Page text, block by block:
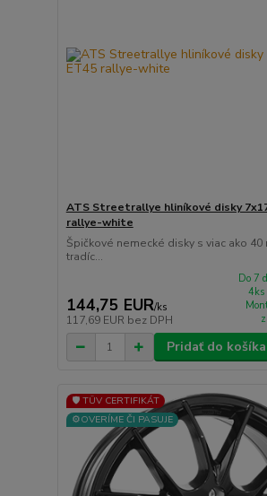
ATS Streetrallye hliníkové disky
rallye-white
Špičkové nemecké disky s viac ako 40
tradíc...
144,75 EUR/ks
117,69 EUR bez DPH
Do 7
4ks
Pridať do košíka
🛡️ TÜV CERTIFIKÁT
⚙️OVERÍME ČI PASUJE